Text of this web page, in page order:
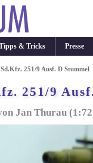
& Tricks Presse
Sd.Kfz. 251/9 Ausf. D Stummel
251/9
Jan Thurau